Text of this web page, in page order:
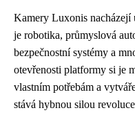
Kamery Luxonis nacházejí
je robotika, průmyslová
bezpečnostní systémy a
otevřenosti platformy si je
vlastním potřebám a
stává hybnou silou